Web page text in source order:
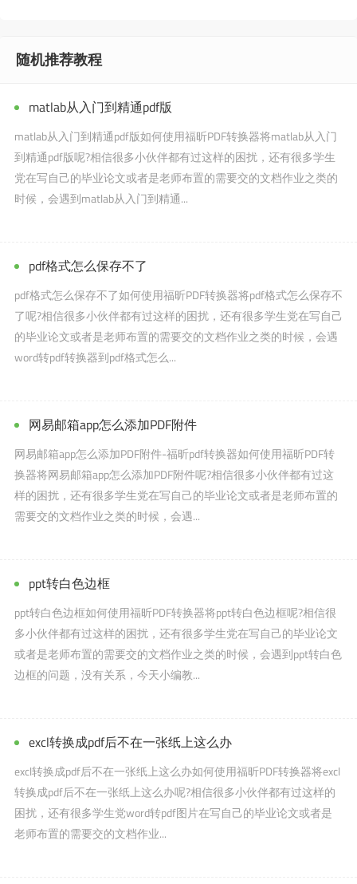
随机推荐教程
matlab从入门到精通pdf版
matlab从入门到精通pdf版如何使用福昕PDF转换器将matlab从入门
到精通pdf版呢?相信很多小伙伴都有过这样的困扰，还有很多学生
党在写自己的毕业论文或者是老师布置的需要交的文档作业之类的
时候，会遇到matlab从入门到精通...
pdf格式怎么保存不了
pdf格式怎么保存不了如何使用福昕PDF转换器将pdf格式怎么保存不
了呢?相信很多小伙伴都有过这样的困扰，还有很多学生党在写自己
的毕业论文或者是老师布置的需要交的文档作业之类的时候，会遇
word转pdf转换器到pdf格式怎么...
网易邮箱app怎么添加PDF附件
网易邮箱app怎么添加PDF附件-福昕pdf转换器如何使用福昕PDF转
换器将网易邮箱app怎么添加PDF附件呢?相信很多小伙伴都有过这
样的困扰，还有很多学生党在写自己的毕业论文或者是老师布置的
需要交的文档作业之类的时候，会遇...
ppt转白色边框
ppt转白色边框如何使用福昕PDF转换器将ppt转白色边框呢?相信很
多小伙伴都有过这样的困扰，还有很多学生党在写自己的毕业论文
或者是老师布置的需要交的文档作业之类的时候，会遇到ppt转白色
边框的问题，没有关系，今天小编教...
excl转换成pdf后不在一张纸上这么办
excl转换成pdf后不在一张纸上这么办如何使用福昕PDF转换器将excl
转换成pdf后不在一张纸上这么办呢?相信很多小伙伴都有过这样的
困扰，还有很多学生党word转pdf图片在写自己的毕业论文或者是
老师布置的需要交的文档作业...